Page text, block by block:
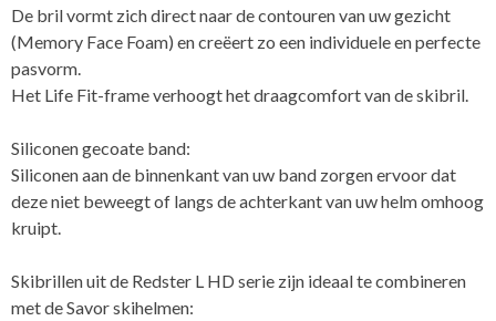
De bril vormt zich direct naar de contouren van uw gezicht
(Memory Face Foam) en creëert zo een individuele en perfecte
pasvorm.
Het Life Fit-frame verhoogt het draagcomfort van de skibril.
Siliconen gecoate band:
Siliconen aan de binnenkant van uw band zorgen ervoor dat
deze niet beweegt of langs de achterkant van uw helm omhoog
kruipt.
Skibrillen uit de Redster L HD serie zijn ideaal te combineren
met de Savor skihelmen: